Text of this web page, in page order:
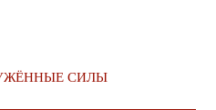
СИЛЫ